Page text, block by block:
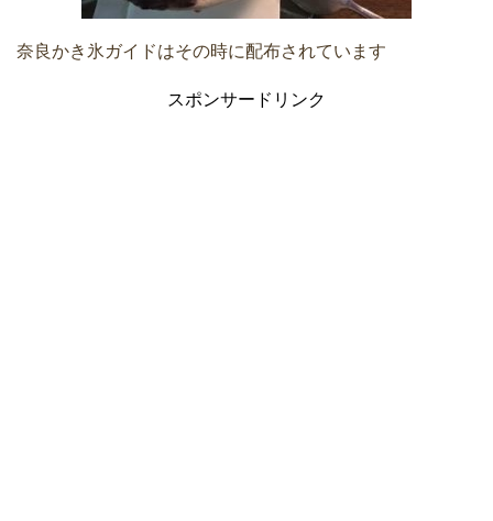
奈良かき氷ガイドはその時に配布されています
スポンサードリンク